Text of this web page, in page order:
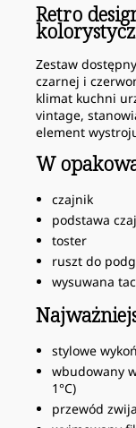
Retro
Zestaw
czarnej i
klimat kuchni
vintage,
element
W
czajnik
podstawa
toster
ruszt do
wysuwana
stylowe
wbudowany
1°C)
przewód